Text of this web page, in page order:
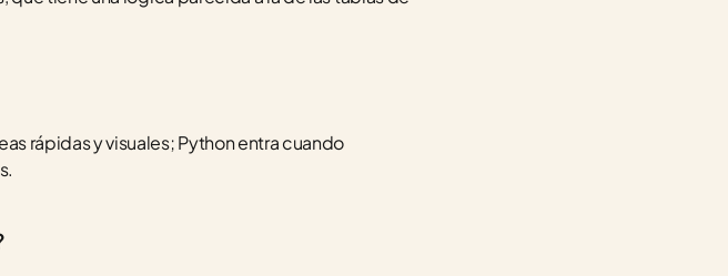
rápidas y visuales; Python entra cuando